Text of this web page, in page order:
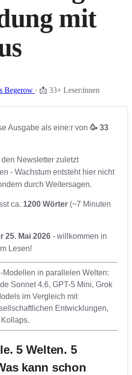
mit
Begerow · 📩 33+ Leser:innen
Ausgabe als eine:r von 🥳 33
Newsletter zuletzt
- Wachstum entsteht hier nicht
durch Weitersagen.
ca. 1200 Wörter (~7 Minuten
25. Mai 2026 - willkommen in
Lesen!
5 Welten. 5
kann schon